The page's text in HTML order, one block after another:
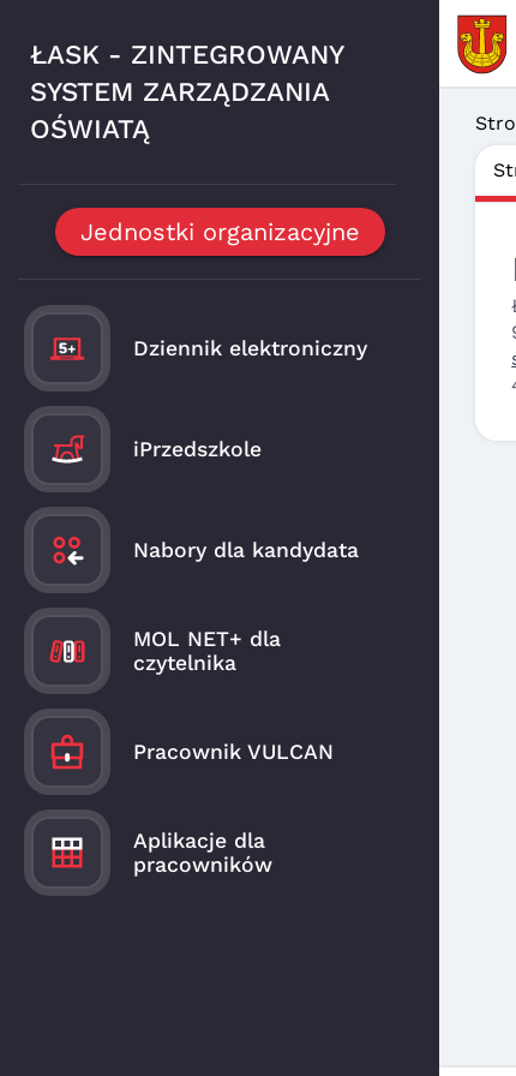
ŁASK - ZINTEGROWANY
SYSTEM ZARZĄDZANIA
OŚWIATĄ
Jednostki organizacyjne
Dziennik elektroniczny
iPrzedszkole
Nabory dla kandydata
MOL NET+ dla
czytelnika
Pracownik VULCAN
Aplikacje dla
pracowników